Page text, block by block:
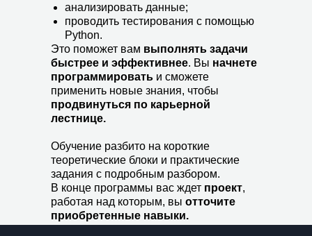
анализировать данные;
проводить тестирования с помощью
Python.
Это поможет вам выполнять задачи
быстрее и эффективнее. Вы начнете
программировать и сможете
применить новые знания, чтобы
продвинуться по карьерной
лестнице.
Обучение разбито на короткие
теоретические блоки и практические
задания с подробным разбором.
В конце программы вас ждет проект,
работая над которым, вы отточите
приобретенные навыки.